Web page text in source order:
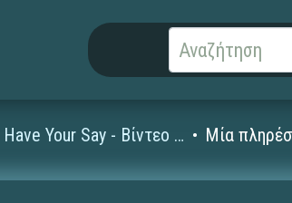
Have Your Say - Βίντεο Μαθητών Μία